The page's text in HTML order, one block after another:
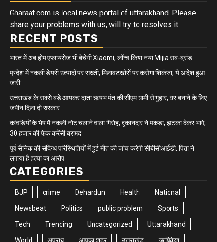
Gharaat.com is local news portal of uttarakhand. Please
share your problems with us, will try to resolves it.
RECENT POSTS
भारत में अब होम एप्लायंसेज भी बेचेगी Xiaomi, लॉन्च किया नया Mijia सब-ब्रांड
प्रदेश में नकली डेयरी उत्पादों पर सख्ती, मिलावटखोरों पर कसेगा शिकंजा, ये आदेश हुआ
जारी
उत्तराखंड के सबसे बड़े आयकर दाता ऋषभ पंत की सीएम धामी से गुहार, घर बनाने के लिए
जमीन दिला दो सरकार
कांवड़ियों के भेष में नकली नोट चलाने वाला गिरोह, दुकानदार ने पकड़ा, झटका देकर भागे,
30 हजार की फेक करेंसी बरामद
पूर्व सैनिक की संदिग्ध परिस्थितियों में हुई मौत की जांच करेगी सीबीसीआईडी, पिता ने
लगाया है हत्या का आरोप
CATEGORIES
BJP crime Dehardun Health National
Newsbeat Politics public problem Sports
Tech Trending Uncategorized Uttarakhand
World अपराध आपका शहर उत्तराखंड ऋषिकेश